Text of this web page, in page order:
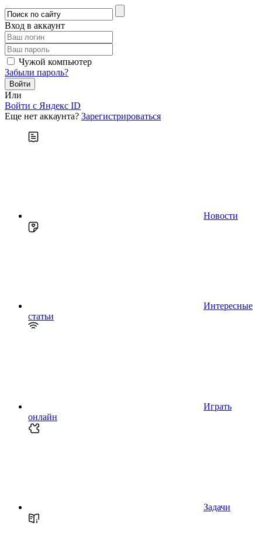
Вход в аккаунт
Чужой компьютер
Забыли пароль?
Или
Войти c Яндекс ID
Еще нет аккаунта? Зарегистрироваться
Новости
Интересные
статьи
Играть
онлайн
Задачи